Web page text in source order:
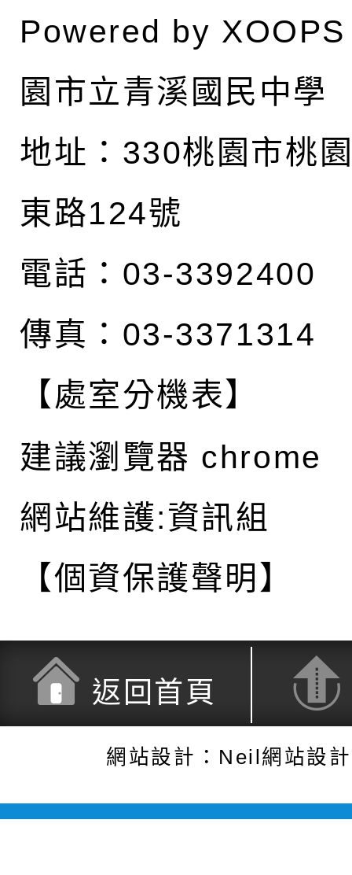
Powered by XOOPS
園市立青溪國民中學
地址： 330桃園市桃
東路124號
電話：03-3392400
傳真：03-3371314
【處室分機表】
建議瀏覽器 chrome
網站維護:資訊組
【個資保護聲明】
返回首頁
網站設計：Neil網站設